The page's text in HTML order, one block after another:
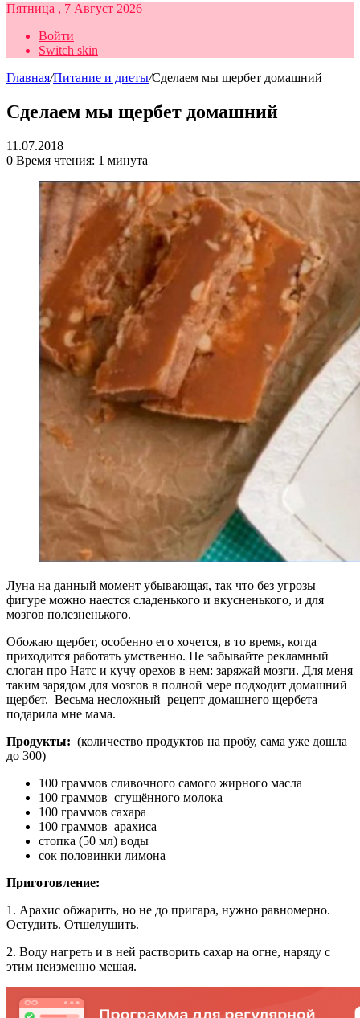
Пятница , 7 Август 2026
Войти
Switch skin
Главная/Питание и диеты/Сделаем мы щербет домашний
Сделаем мы щербет домашний
11.07.2018
0 Время чтения: 1 минута
Луна на данный момент убывающая, так что без угрозы
фигуре можно наестся сладенького и вкусненького, и для
мозгов полезненького.
Обожаю щербет, особенно его хочется, в то время, когда
приходится работать умственно. Не забывайте рекламный
слоган про Натс и кучу орехов в нем: заряжай мозги. Для меня
таким зарядом для мозгов в полной мере подходит домашний
щербет. Весьма несложный рецепт домашнего щербета
подарила мне мама.
Продукты: (количество продуктов на пробу, сама уже дошла
до 300)
100 граммов сливочного самого жирного масла
100 граммов сгущённого молока
100 граммов сахара
100 граммов арахиса
стопка (50 мл) воды
сок половинки лимона
Приготовление:
1. Арахис обжарить, но не до пригара, нужно равномерно.
Остудить. Отшелушить.
2. Воду нагреть и в ней растворить сахар на огне, наряду с
этим неизменно мешая.